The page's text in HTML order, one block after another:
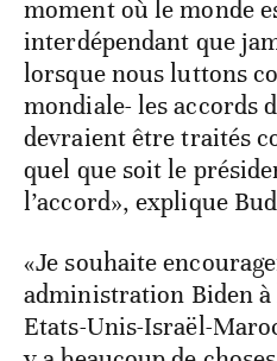
moment où le monde
interdépendant que
lorsque nous luttons
mondiale- les accords
devraient être traités
quel que soit le
l’accord», explique
«Je souhaite
administration Biden
Etats-Unis-Israël-